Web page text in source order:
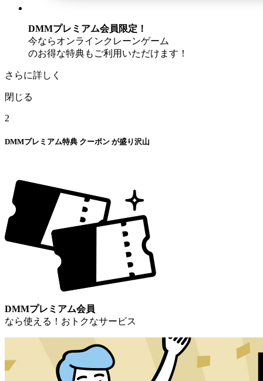
DMMプレミアム会員限定！
今ならオンラインクレーンゲーム
のお得な特典もご利用いただけます！
さらに詳しく
閉じる
2
DMMプレミアム特典 クーポン が盛り沢山
DMMプレミアム会員
なら使える！おトクなサービス